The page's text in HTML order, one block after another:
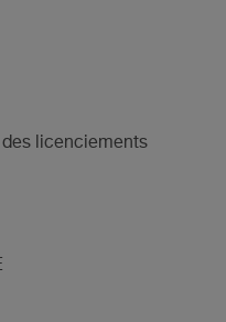
des licenciements